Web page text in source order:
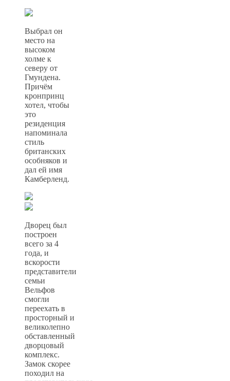
Выбрал он
место на
высоком
холме к
северу от
Гмундена.
Причём
кронпринц
хотел, чтобы
это
резиденция
напоминала
стиль
британских
особняков и
дал ей имя
Камберленд.
Дворец был
построен
всего за 4
года, и
вскорости
представители
семьи
Вельфов
смогли
переехать в
просторный и
великолепно
обставленный
дворцовый
комплекс.
Замок скорее
походил на